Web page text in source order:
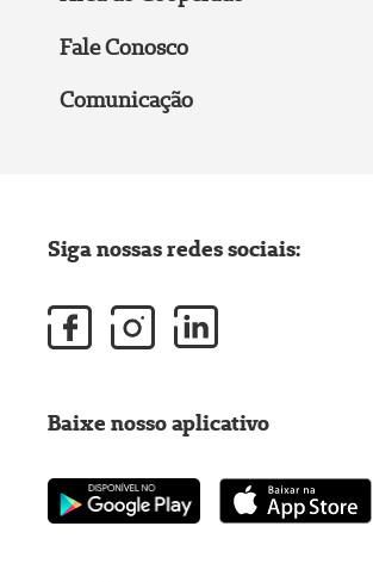
Fale Conosco
Comunicação
Siga nossas redes sociais:
Baixe nosso aplicativo